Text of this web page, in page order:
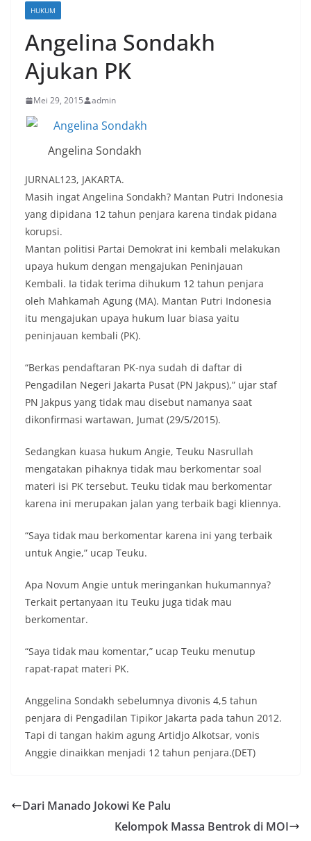
HUKUM
Angelina Sondakh
Ajukan PK
Mei 29, 2015 admin
Angelina Sondakh
JURNAL123, JAKARTA.
Masih ingat Angelina Sondakh? Mantan Putri Indonesia
yang dipidana 12 tahun penjara karena tindak pidana
korupsi.
Mantan politisi Partai Demokrat ini kembali melakukan
upaya hukum dengan mengajukan Peninjauan
Kembali. Ia tidak terima dihukum 12 tahun penjara
oleh Mahkamah Agung (MA). Mantan Putri Indonesia
itu mengajukan upaya hukum luar biasa yaitu
peninjauan kembali (PK).
“Berkas pendaftaran PK-nya sudah di daftar di
Pengadilan Negeri Jakarta Pusat (PN Jakpus),” ujar staf
PN Jakpus yang tidak mau disebut namanya saat
dikonfirmasi wartawan, Jumat (29/5/2015).
Sedangkan kuasa hukum Angie, Teuku Nasrullah
mengatakan pihaknya tidak mau berkomentar soal
materi isi PK tersebut. Teuku tidak mau berkomentar
karena ini merupakan jalan yang terbaik bagi kliennya.
“Saya tidak mau berkomentar karena ini yang terbaik
untuk Angie,” ucap Teuku.
Apa Novum Angie untuk meringankan hukumannya?
Terkait pertanyaan itu Teuku juga tidak mau
berkomentar.
“Saya tidak mau komentar,” ucap Teuku menutup
rapat-rapat materi PK.
Anggelina Sondakh sebelumnya divonis 4,5 tahun
penjara di Pengadilan Tipikor Jakarta pada tahun 2012.
Tapi di tangan hakim agung Artidjo Alkotsar, vonis
Anggie dinaikkan menjadi 12 tahun penjara.(DET)
Dari Manado Jokowi Ke Palu
Kelompok Massa Bentrok di MOI